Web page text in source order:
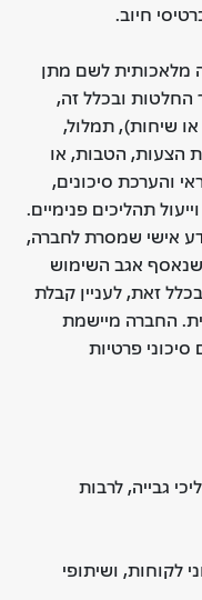
חיוב.
מלאכותית לשם מתן
החלטות ובכלל זה,
או שיחות), תמלול,
הצעות, הטבות, או
והערכת סיכונים,
תהליכים פנימיים.
אישי שמסרת לחברה,
שנאסף אגב השימוש
זאת, לעניין קבלת
החברה מיישמת
סיכוני פרטיות
גבייה, לרבות
לקוחות, ושיתופי